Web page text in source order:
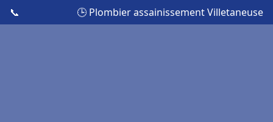
📞 🕒 Plombier assainissement Villetaneuse